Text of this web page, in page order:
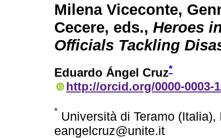
Milena Viceconte,
Cecere, eds., Heroes
Officials Tackling
Eduardo Ángel Cruz*
http://orcid.org/0000-0003-
* Università di Teramo
eangelcruz@unite.it